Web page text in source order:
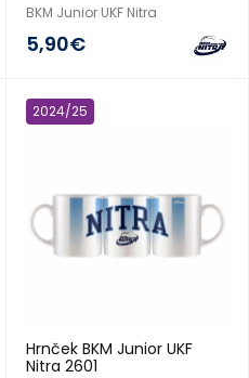
BKM Junior UKF Nitra
5,90€
2024/25
Hrnček BKM Junior UKF
Nitra 2601